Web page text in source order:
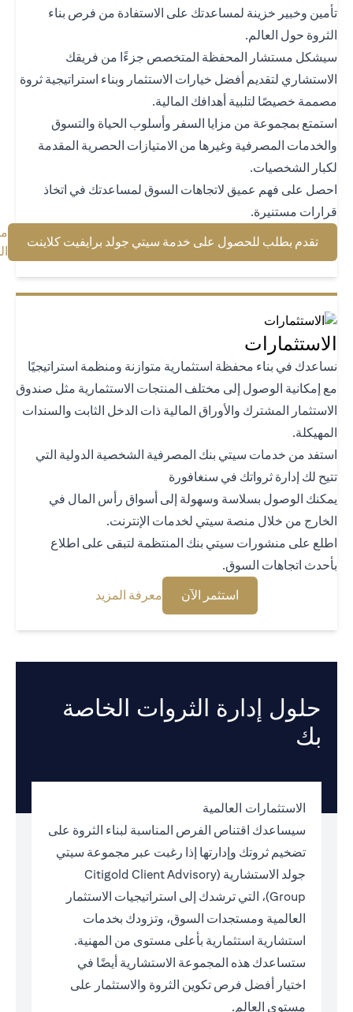
وخبير خزينة لمساعدتك على الاستفادة من فرص بناء
حول العالم.
مستشار المحفظة المتخصص جزءًا من فريقك
لتقديم أفضل خيارات الاستثمار وبناء استراتيجية ثروة
خصيصًا لتلبية أهدافك المالية.
بمجموعة من مزايا السفر وأسلوب الحياة والتسوق
المصرفية وغيرها من الامتيازات الحصرية المقدمة
الشخصيات.
على فهم عميق لاتجاهات السوق لمساعدتك في اتخاذ
مستنيرة.
تقدم بطلب للحصول على خدمة سيتي جولد برايفيت كلاينت(opens in a new tab)
معرفة
المزيد(opens in a new tab)
في بناء محفظة استثمارية متوازنة ومنظمة استراتيجيًا
إمكانية الوصول إلى مختلف المنتجات الاستثمارية مثل صندوق
المشترك والأوراق المالية ذات الدخل الثابت والسندات
من خدمات سيتي بنك المصرفية الشخصية الدولية التي
لك إدارة ثرواتك في سنغافورة
الوصول بسلاسة وسهولة إلى أسواق رأس المال في
من خلال منصة سيتي لخدمات الإنترنت.
على منشورات سيتي بنك المنتظمة لتبقى على اطلاع
اتجاهات السوق.
استثمر الآن
(opens in a new tab) معرفة المزيد(opens in a new tab)
حلول إدارة الثروات الخاصة
الاستثمارات العالمية
سيساعدك اقتناص الفرص المناسبة لبناء الثروة على
تضخيم ثروتك وإدارتها إذا رغبت عبر مجموعة سيتي
جولد الاستشارية (Citigold Client Advisory
Group)، التي ترشدك إلى استراتيجيات الاستثمار
العالمية ومستجدات السوق، وتزودك بخدمات
استشارية استثمارية بأعلى مستوى من المهنية.
ستساعدك هذه المجموعة الاستشارية أيضًا في
اختيار أفضل فرص تكوين الثروة والاستثمار على
مستوى العالم.